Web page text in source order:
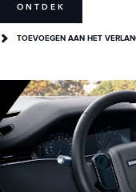
ONTDEK
TOEVOEGEN AAN HET